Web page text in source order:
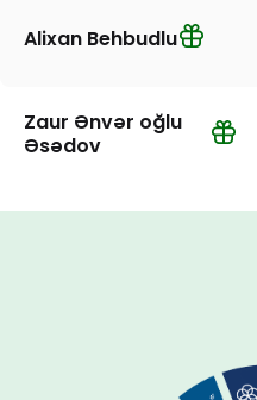
Alixan Behbudlu
Zaur Ənvər oğlu
Əsədov